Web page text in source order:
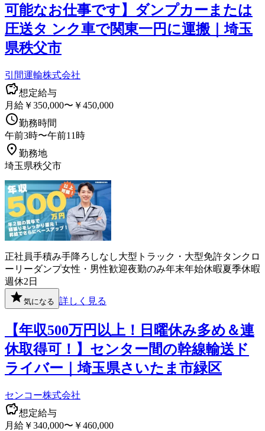
可能なお仕事です】ダンプカーまたは
圧送タ ンク車で関東一円に運搬｜埼玉
県秩父市
引間運輸株式会社
想定給与
月給￥350,000〜￥450,000
勤務時間
午前3時〜午前11時
勤務地
埼玉県秩父市
正社員手積み手降ろしなし大型トラック・大型免許タンクロ
ーリーダンプ女性・男性歓迎夜勤のみ年末年始休暇夏季休暇
週休2日
気になる 詳しく見る
【年収500万円以上！日曜休み多め＆連
休取得可！】センター間の幹線輸送ド
ライバー｜埼玉県さいたま市緑区
センコー株式会社
想定給与
月給￥340,000〜￥460,000